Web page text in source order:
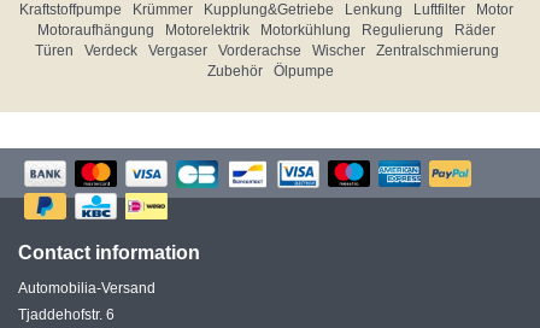
Kraftstoffpumpe
Krümmer Kupplung&Getriebe Lenkung Luftfilter
Motor
Motoraufhängung
Motorelektrik Motorkühlung Regulierung
Räder
Türen
Verdeck Vergaser Vorderachse Wischer
Zentralschmierung
Zubehör
Ölpumpe
Contact information
Automobilia-Versand
Tjaddehofstr. 6